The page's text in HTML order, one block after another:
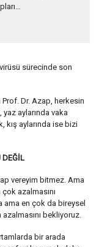
sürecinde son
Prof. Dr. Azap, herkesin
aylarında vaka
kış aylarında ise bizi
DEĞİL
vereyim bitmez. Ama
azalmasını
ama en çok da bireysel
bekliyoruz.
bir arada